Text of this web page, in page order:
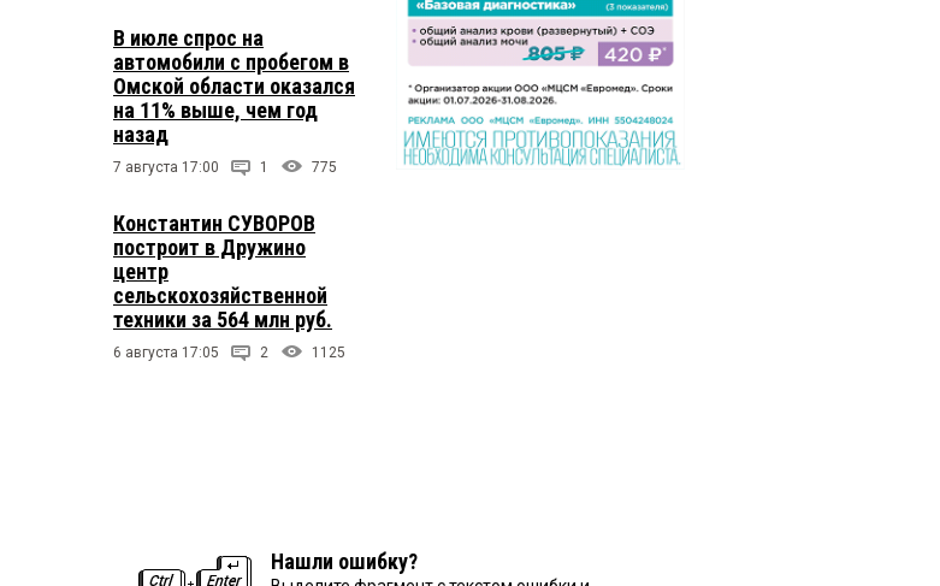
В июле спрос на
автомобили с пробегом в
Омской области оказался
на 11% выше, чем год
назад
7 августа 17:00 1 775
Константин СУВОРОВ
построит в Дружино
центр
сельскохозяйственной
техники за 564 млн руб.
6 августа 17:05 2 1125
Нашли ошибку?